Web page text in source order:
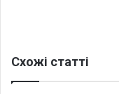
Схожі статті